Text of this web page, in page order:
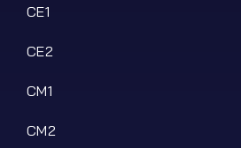
CE1
CE2
CM1
CM2